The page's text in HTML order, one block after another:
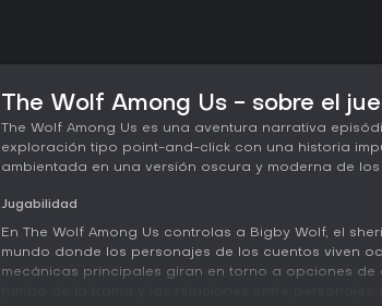
The Wolf Among Us - sobre el
The Wolf Among Us es una aventura narrativa
exploración tipo point-and-click con una historia
ambientada en una versión oscura y moderna de
Jugabilidad
En The Wolf Among Us controlas a Bigby Wolf, el
mundo donde los personajes de los cuentos viven
mecánicas principales giran en torno a opciones de